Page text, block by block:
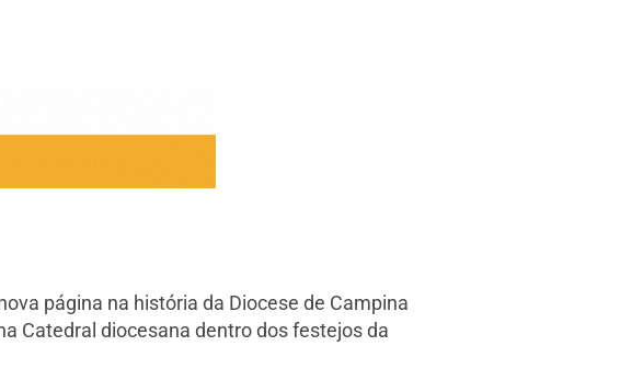
página na história da Diocese de Campina
Catedral diocesana dentro dos festejos da